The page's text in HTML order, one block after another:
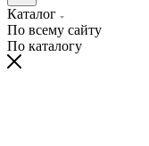
Каталог
По всему сайту
По каталогу